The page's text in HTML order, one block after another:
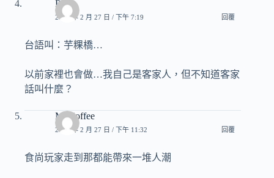
Pony
2013 年 2 月 27 日 / 下午 7:19 回覆
台語叫：芋粿橋…
以前家裡也會做…我自己是客家人，但不知道客家
話叫什麼？
Mr.Coffee
2013 年 2 月 27 日 / 下午 11:32 回覆
食尚玩家走到那都能帶來一堆人潮